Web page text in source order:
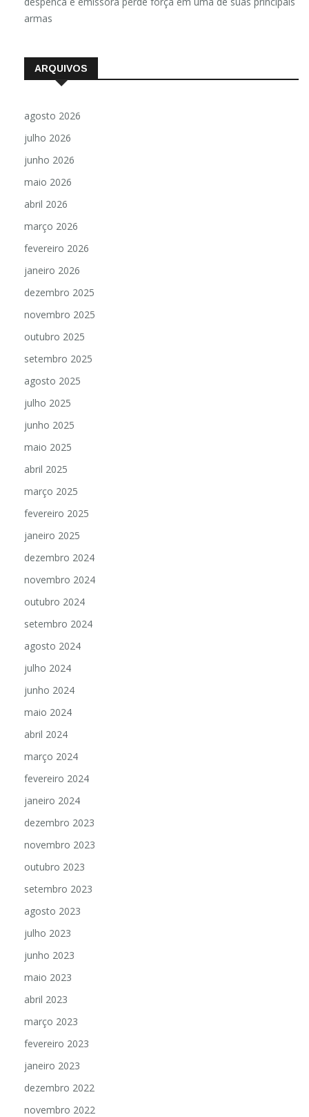
armas
ARQUIVOS
agosto 2026
julho 2026
junho 2026
maio 2026
abril 2026
março 2026
fevereiro 2026
janeiro 2026
dezembro 2025
novembro 2025
outubro 2025
setembro 2025
agosto 2025
julho 2025
junho 2025
maio 2025
abril 2025
março 2025
fevereiro 2025
janeiro 2025
dezembro 2024
novembro 2024
outubro 2024
setembro 2024
agosto 2024
julho 2024
junho 2024
maio 2024
abril 2024
março 2024
fevereiro 2024
janeiro 2024
dezembro 2023
novembro 2023
outubro 2023
setembro 2023
agosto 2023
julho 2023
junho 2023
maio 2023
abril 2023
março 2023
fevereiro 2023
janeiro 2023
dezembro 2022
novembro 2022